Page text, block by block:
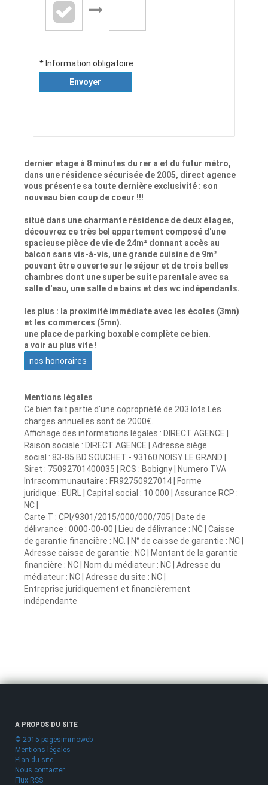
* Information obligatoire
Envoyer
dernier etage à 8 minutes du rer a et du futur métro,
dans une résidence sécurisée de 2005, direct agence
vous présente sa toute dernière exclusivité : son
nouveau bien coup de coeur !!!
situé dans une charmante résidence de deux étages,
découvrez ce très bel appartement composé d'une
spacieuse pièce de vie de 24m² donnant accès au
balcon sans vis-à-vis, une grande cuisine de 9m²
pouvant être ouverte sur le séjour et de trois belles
chambres dont une superbe suite parentale avec sa
salle d'eau, une salle de bains et des wc indépendants.
les plus : la proximité immédiate avec les écoles (3mn)
et les commerces (5mn).
une place de parking boxable complète ce bien.
a voir au plus vite !
nos honoraires
Mentions légales
Ce bien fait partie d'une copropriété de 203 lots.Les
charges annuelles sont de 2000€.
Affichage des informations légales : DIRECT AGENCE |
Raison sociale : DIRECT AGENCE | Adresse siège
social : 83-85 BD SOUCHET - 93160 NOISY LE GRAND |
Siret : 75092701400035 | RCS : Bobigny | Numero TVA
Intracommunautaire : FR92750927014 | Forme
juridique : EURL | Capital social : 10 000 | Assurance RCP :
NC |
Carte T : CPI/9301/2015/000/000/705 | Date de
délivrance : 0000-00-00 | Lieu de délivrance : NC | Caisse
de garantie financière : NC. | N° de caisse de garantie : NC |
Adresse caisse de garantie : NC | Montant de la garantie
financière : NC | Nom du médiateur : NC | Adresse du
médiateur : NC | Adresse du site : NC |
Entreprise juridiquement et financièrement
indépendante
A PROPOS DU SITE
© 2015 pagesimmoweb
Mentions légales
Plan du site
Nous contacter
Flux RSS